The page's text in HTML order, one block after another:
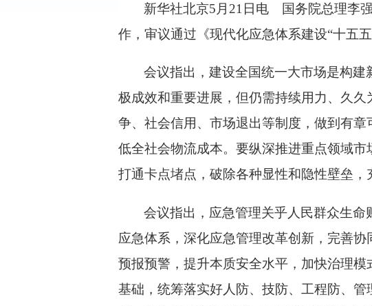
新华社北京5月21日电 国务院总理李
作，审议通过《现代化应急体系建设“十五
会议指出，建设全国统一大市场是构
极成效和重要进展，但仍需持续用力、久
争、社会信用、市场退出等制度，做到有
低全社会物流成本。要纵深推进重点领域
打通卡点堵点，破除各种显性和隐性壁垒，
会议指出，应急管理关乎人民群众生
应急体系，深化应急管理改革创新，完善
预报预警，提升本质安全水平，加快治理
基础，统筹落实好人防、技防、工程防、